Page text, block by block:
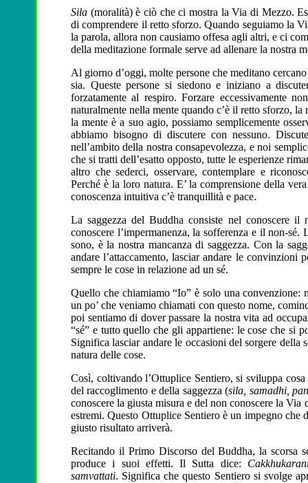
Sila (moralità) è ciò che ci mostra la Via di Mezzo.
di comprendere il retto sforzo. Quando seguiamo la
la parola, allora non causiamo offesa agli altri, e ci
della meditazione formale serve ad allenare la nostra
Al giorno d’oggi, molte persone che meditano
sia. Queste persone si siedono e iniziano a
forzatamente al respiro. Forzare eccessivamente
naturalmente nella mente quando c’è il retto sforzo,
la mente è a suo agio, possiamo semplicemente
abbiamo bisogno di discutere con nessuno.
nell’ambito della nostra consapevolezza, e noi
che si tratti dell’esatto opposto, tutte le esperienze
altro che sederci, osservare, contemplare e
Perché è la loro natura. E’ la comprensione della
conoscenza intuitiva c’è tranquillità e pace.
La saggezza del Buddha consiste nel conoscere
conoscere l’impermanenza, la sofferenza e il non-
sono, è la nostra mancanza di saggezza. Con la
andare l’attaccamento, lasciar andare le convinzioni
sempre le cose in relazione ad un sé.
Quello che chiamiamo “Io” è solo una
un po’ che veniamo chiamati con questo nome,
poi sentiamo di dover passare la nostra vita ad
“sé” e tutto quello che gli appartiene: le cose che si
Significa lasciar andare le occasioni del sorgere della
natura delle cose.
Così, coltivando l’Ottuplice Sentiero, si sviluppa
del raccoglimento e della saggezza (sila, samadhi,
conoscere la giusta misura e del non conoscere la
estremi. Questo Ottuplice Sentiero è un impegno
giusto risultato arriverà.
Recitando il Primo Discorso del Buddha, la scorsa
produce i suoi effetti. Il Sutta dice:
samvattati. Significa che questo Sentiero si svolge